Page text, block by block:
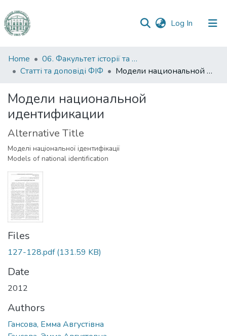
Log In (current)
Communities
&
All of DSpace
Statistics
Home
06. Факультет історії та філософії
Статті та доповіді ФІФ
Модели национальной идентификации
Модели национальной
идентификации
Alternative Title
Моделі національної ідентифікації
Models of natіonal іdentіfіcatіon
Files
127-128.pdf(131.59 KB)
Date
2012
Authors
Гансова, Емма Августівна